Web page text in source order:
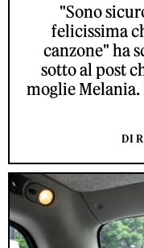
"Sono
felicissima
canzone" ha
sotto al post
moglie
DI